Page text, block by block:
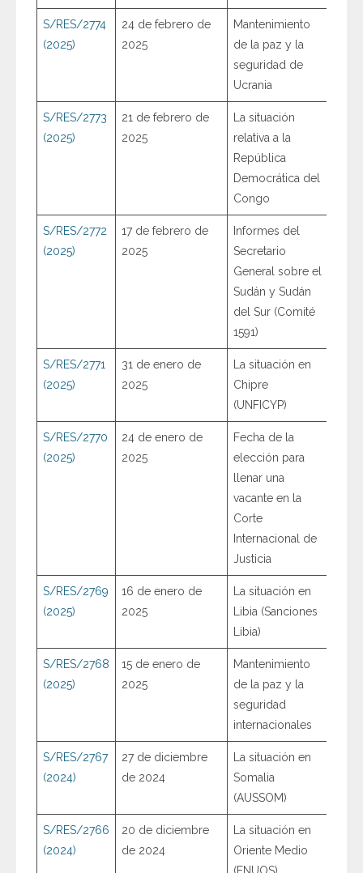
S/RES/2774
(2025)
24 de febrero de
2025
Mantenimiento
de la paz y la
seguridad de
Ucrania
S/RES/2773
(2025)
21 de febrero de
2025
La situación
relativa a la
República
Democrática del
Congo
S/RES/2772
(2025)
17 de febrero de
2025
Informes del
Secretario
General sobre el
Sudán y Sudán
del Sur (Comité
1591)
S/RES/2771
(2025)
31 de enero de
2025
La situación en
Chipre
(UNFICYP)
S/RES/2770
(2025)
24 de enero de
2025
Fecha de la
elección para
llenar una
vacante en la
Corte
Internacional de
Justicia
S/RES/2769
(2025)
16 de enero de
2025
La situación en
Libia (Sanciones
Libia)
S/RES/2768
(2025)
15 de enero de
2025
Mantenimiento
de la paz y la
seguridad
internacionales
S/RES/2767
(2024)
27 de diciembre
de 2024
La situación en
Somalia
(AUSSOM)
S/RES/2766
(2024)
20 de diciembre
de 2024
La situación en
Oriente Medio
(FNUOS)